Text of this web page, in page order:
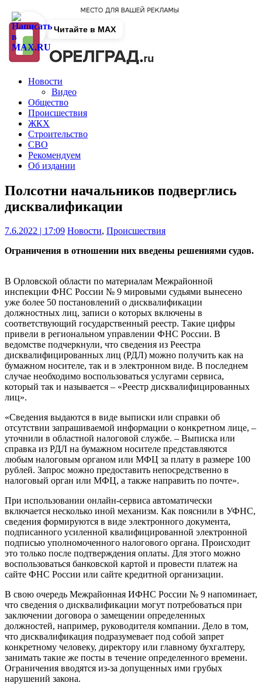
Новости
Видео
Общество
Происшествия
ЖКХ
Строительство
СВО
Рекомендуем
Об издании
Полсотни начальников подверглись
дисквалификации
7.6.2022 | 17:09 Новости, Происшествия
Ограничения в отношении них введены решениями судов.
В Орловской области по материалам Межрайонной
инспекции ФНС России № 9 мировыми судьями вынесено
уже более 50 постановлений о дисквалификации
должностных лиц, записи о которых включены в
соответствующий государственный реестр. Такие цифры
привели в региональном управлении ФНС России. В
ведомстве подчеркнули, что сведения из Реестра
дисквалифицированных лиц (РДЛ) можно получить как на
бумажном носителе, так и в электронном виде. В последнем
случае необходимо воспользоваться услугами сервиса,
который так и называется – «Реестр дисквалифицированных
лиц».
«Сведения выдаются в виде выписки или справки об
отсутствии запрашиваемой информации о конкретном лице, –
уточнили в областной налоговой службе. – Выписка или
справка из РДЛ на бумажном носителе представляются
любым налоговым органом или МФЦ за плату в размере 100
рублей. Запрос можно предоставить непосредственно в
налоговый орган или МФЦ, а также направить по почте».
При использовании онлайн-сервиса автоматически
включается несколько иной механизм. Как пояснили в УФНС,
сведения формируются в виде электронного документа,
подписанного усиленной квалифицированной электронной
подписью уполномоченного налогового органа. Происходит
это только после подтверждения оплаты. Для этого можно
воспользоваться банковской картой и провести платеж на
сайте ФНС России или сайте кредитной организации.
В свою очередь Межрайонная ИФНС России № 9 напоминает,
что сведения о дисквалификации могут потребоваться при
заключении договора о замещении определенных
должностей, например, руководителя компании. Дело в том,
что дисквалификация подразумевает под собой запрет
конкретному человеку, директору или главному бухгалтеру,
занимать такие же посты в течение определенного времени.
Ограничения вводятся из-за допущенных ими грубых
нарушений закона.
Читайте в MAX